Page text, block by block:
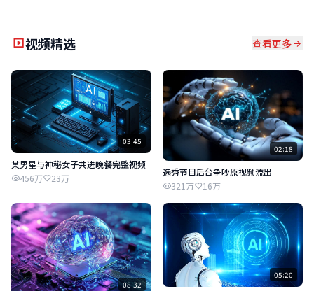
视频精选 查看更多
03:45
某男星与神秘女子共进晚餐完整视频
456万
23万
02:18
选秀节目后台争吵原视频流出
321万
16万
08:32
05:20